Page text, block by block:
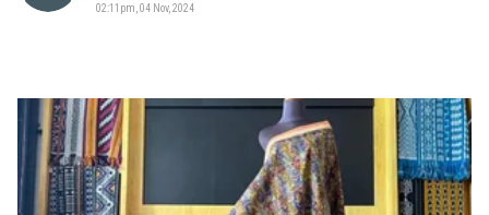
02:11pm, 04 Nov, 2024